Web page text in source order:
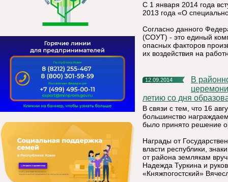
С 1 января 2014 года
2013 года «О
Согласно данного
(СОУТ) - это единый
опасных факторов
их воздействия на
12.09.2014
В районном доме культуры 11 сентября 2014 года состоялась
летию со дня
В связи с тем, что 16
большинство
было принято решение
Награды от
власти республики,
от района землякам
Надежда Туркина и
«Княжпогостский»